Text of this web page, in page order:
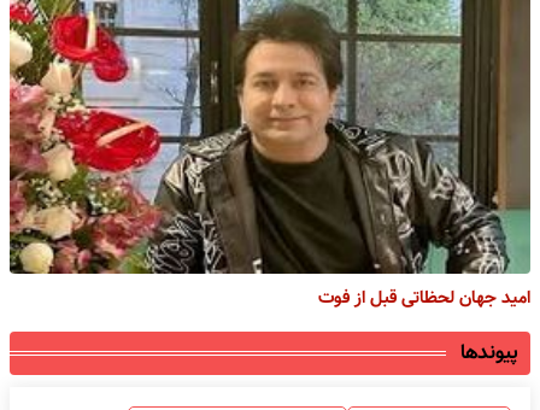
امید جهان لحظاتی قبل از فوت
پیوندها